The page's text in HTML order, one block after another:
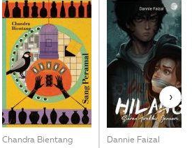
Chandra Bientang Dannie Faizal
›